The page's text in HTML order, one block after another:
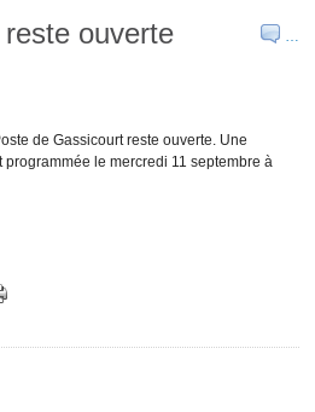
…
ouverte
de Gassicourt reste ouverte. Une
le mercredi 11 septembre à